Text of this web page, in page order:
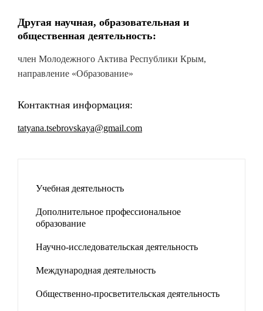
Другая научная, образовательная и
общественная деятельность:
член Молодежного Актива Республики Крым,
направление «Образование»
Контактная информация:
tatyana.tsebrovskaya@gmail.com
Учебная деятельность
Дополнительное профессиональное
образование
Научно-исследовательская деятельность
Международная деятельность
Общественно-просветительская деятельность